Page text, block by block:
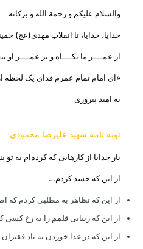
والسلام علیکم و رحمة الله و برکاته
خدایا، خدایا، تا انقلاب مهدی(عج)
از عمــــر ما بکــــاه و بر عمــــر او
«ای امام تمام عمرم فدای یک لحظه
به امید پیروزی
توبه نامه شهید علیرضا محمودی
بار خدایا از کارهایی که کرده‌ام به تو
از این که حسد کردم…
از این که تظاهر به مطلبی کردم که
از این که زیبایی قلمم را به رخ
از این که در غذا خوردن به یاد